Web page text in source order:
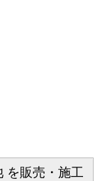
を販売・施工